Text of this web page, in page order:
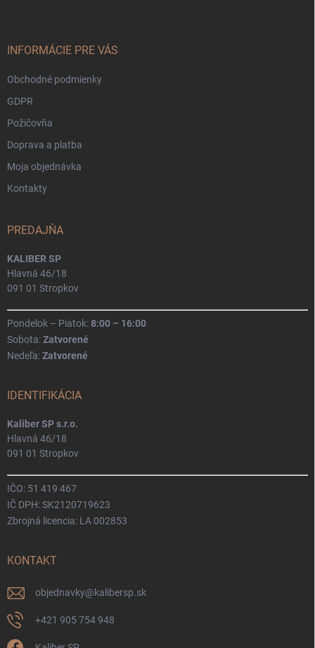
INFORMÁCIE PRE VÁS
Obchodné podmienky
GDPR
Požičovňa
Doprava a platba
Moja objednávka
Kontakty
PREDAJŇA
KALIBER SP
Hlavná 46/18
091 01 Stropkov
Pondelok – Piatok:8:00 – 16:00
Sobota:Zatvorené
Nedeľa:Zatvorené
IDENTIFIKÁCIA
Kaliber SP s.r.o.
Hlavná 46/18
091 01 Stropkov
IČO: 51 419 467
IČ DPH: SK2120719623
Zbrojná licencia: LA 002853
KONTAKT
objednavky@kalibersp.sk
+421 905 754 948